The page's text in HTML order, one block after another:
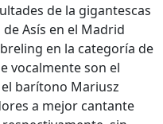
de la gigantescas
Asís en el Madrid
en la categoría de
vocalmente son el
barítono Mariusz
a mejor cantante